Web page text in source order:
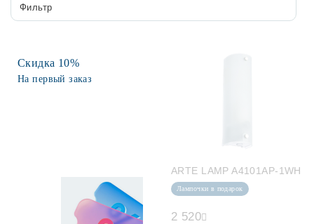
Акции
Фильтр
Скидка 10%
На первый заказ
ARTE LAMP A4101AP-1WH
Лампочки в подарок
2 520